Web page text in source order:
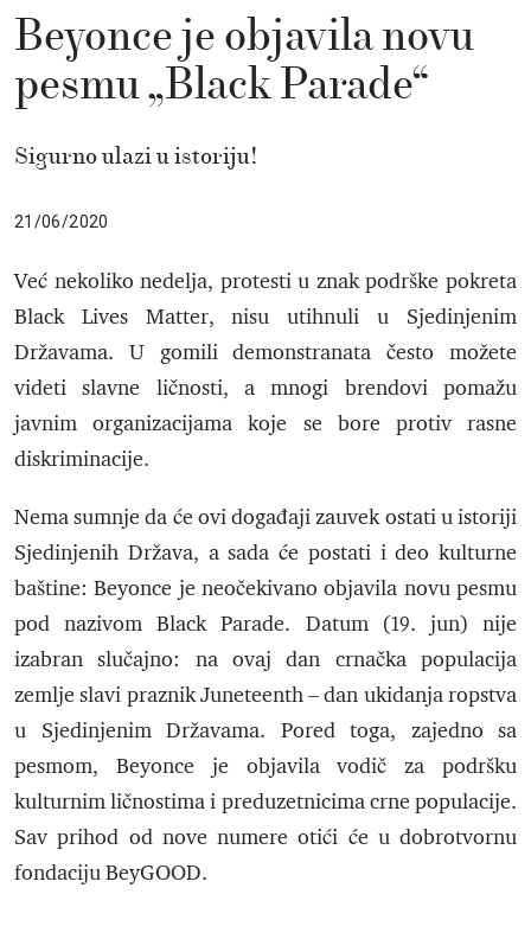
Beyonce je objavila novu
pesmu „Black Parade“
Sigurno ulazi u istoriju!
21/06/2020
Već nekoliko nedelja, protesti u znak podrške pokreta
Black Lives Matter, nisu utihnuli u Sjedinjenim
Državama. U gomili demonstranata često možete
videti slavne ličnosti, a mnogi brendovi pomažu
javnim organizacijama koje se bore protiv rasne
diskriminacije.
Nema sumnje da će ovi događaji zauvek ostati u istoriji
Sjedinjenih Država, a sada će postati i deo kulturne
baštine: Beyonce je neočekivano objavila novu pesmu
pod nazivom Black Parade. Datum (19. jun) nije
izabran slučajno: na ovaj dan crnačka populacija
zemlje slavi praznik Juneteenth – dan ukidanja ropstva
u Sjedinjenim Državama. Pored toga, zajedno sa
pesmom, Beyonce je objavila vodič za podršku
kulturnim ličnostima i preduzetnicima crne populacije.
Sav prihod od nove numere otići će u dobrotvornu
fondaciju BeyGOOD.